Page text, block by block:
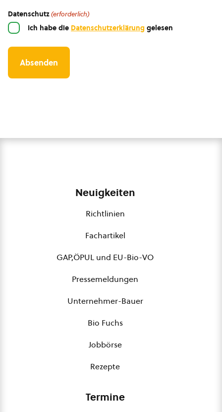
Datenschutz(erforderlich)
Ich habe die Datenschutzerklärung gelesen
Neuigkeiten
Richtlinien
Fachartikel
GAP,ÖPUL und EU-Bio-VO
Pressemeldungen
Unternehmer-Bauer
Bio Fuchs
Jobbörse
Rezepte
Termine